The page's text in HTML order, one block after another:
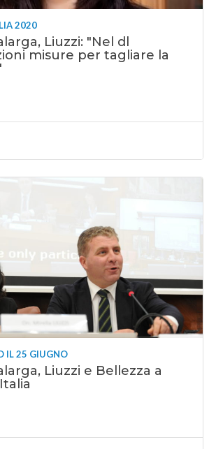
2020
Liuzzi: "Nel dl
misure per tagliare la
IL 25 GIUGNO
Liuzzi e Bellezza a